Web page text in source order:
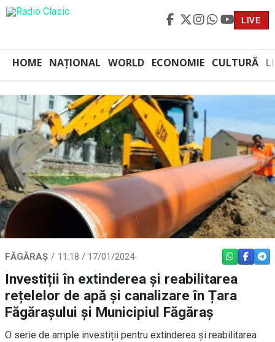
LIVE
HOME NAȚIONAL WORLD ECONOMIE CULTURĂ
FĂGĂRAȘ 11:18 / 17/01/2024 WHATSAPP
Investiții în extinderea și reabilitarea
rețelelor de apă și canalizare în Țara
Făgărașului și Municipiul Făgăraș
O serie de ample investiții pentru extinderea și reabilitarea